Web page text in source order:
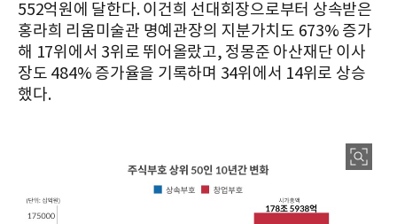
552억원에 달한다. 이건희 선대회장으로부터 상속받은
홍라희 리움미술관 명예관장의 지분가치도 673% 증가
해 17위에서 3위로 뛰어올랐고, 정몽준 아산재단 이사
장도 484% 증가율을 기록하며 34위에서 14위로 상승
했다.